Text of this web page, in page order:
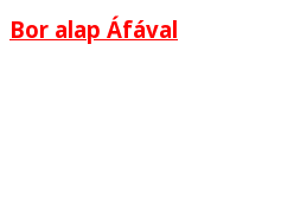
Bor alap Áfával